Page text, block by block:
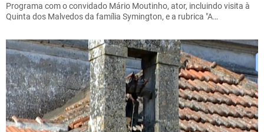
Programa com o convidado Mário Moutinho, ator, incluindo visita à
Quinta dos Malvedos da família Symington, e a rubrica "A…